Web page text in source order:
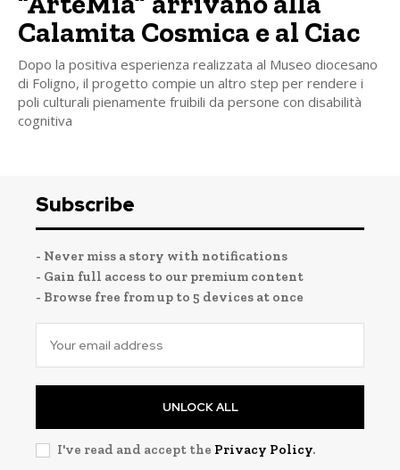
Calamita Cosmica e al Ciac
Dopo la positiva esperienza realizzata al Museo diocesano
di Foligno, il progetto compie un altro step per rendere i
poli culturali pienamente fruibili da persone con disabilità
cognitiva
Subscribe
- Never miss a story with notifications
- Gain full access to our premium content
- Browse free from up to 5 devices at once
UNLOCK ALL
I've read and accept the Privacy Policy.